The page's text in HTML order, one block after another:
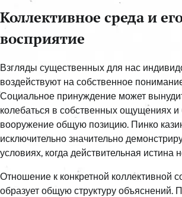
Коллективное среда и
восприятие
Взгляды существенных для нас
воздействуют на собственное
Социальное принуждение может
колебаться в собственных ощущениях и
вооружение общую позицию. Пинко
исключительно значительно
условиях, когда действительная истина
Отношение к конкретной коллективной
образует общую структуру объяснений.